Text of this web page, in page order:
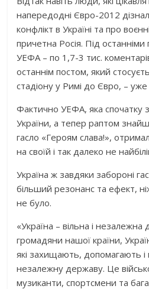
напередодні Євро-2012
конфлікт в Україні та про
причетна Росія. Під останніми
УЕФА – по 1,7-3 тис.
останнім постом, який
стадіону у Римі до Євро, – уже
Фактично УЕФА, яка спочатку
України, а тепер раптом
гасло «Героям слава!»,
на своїй і так далеко не
Україна ж завдяки забороні
більший резонанс та ефект,
не було.
«Україна – вільна і незалежна
громадяни нашої країни,
які захищають, допомагають
незалежну державу. Це
музиканти, спортсмени та